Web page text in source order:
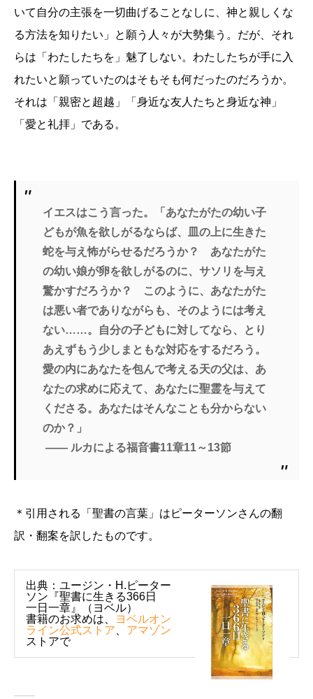
いて自分の主張を一切曲げることなしに、神と親しくな
る方法を知りたい」と願う人々が大勢集う。だが、それ
らは「わたしたちを」魅了しない。わたしたちが手に入
れたいと願っていたのはそもそも何だったのだろうか。
それは「親密と超越」「身近な友人たちと身近な神」
「愛と礼拝」である。
イエスはこう言った。「あなたがたの幼い子
どもが魚を欲しがるならば、皿の上に生きた
蛇を与え怖がらせるだろうか？ あなたがた
の幼い娘が卵を欲しがるのに、サソリを与え
驚かすだろうか？ このように、あなたがた
は悪い者でありながらも、そのようには考え
ない……。自分の子どもに対してなら、とり
あえずもう少しまともな対応をするだろう。
愛の内にあなたを包んで考える天の父は、あ
なたの求めに応えて、あなたに聖霊を与えて
くださる。あなたはそんなことも分からない
のか？」
―― ルカによる福音書11章11～13節
＊引用される「聖書の言葉」はピーターソンさんの翻
訳・翻案を訳したものです。
出典：ユージン・H.ピーター
ソン『聖書に生きる366日
一日一章』（ヨベル）
書籍のお求めは、
ヨベルオン
ライン公式ストア
アマゾン
ストアで